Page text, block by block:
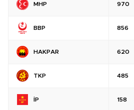
MHP 970
BBP 856
HAKPAR 620
TKP 485
İP 158